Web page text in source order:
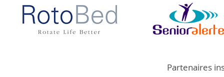
Partenaires